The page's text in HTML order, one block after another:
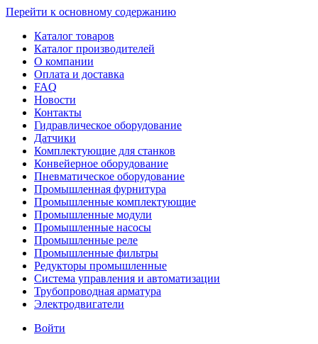
Перейти к основному содержанию
Каталог товаров
Каталог производителей
О компании
Оплата и доставка
FAQ
Новости
Контакты
Гидравлическое оборудование
Датчики
Комплектующие для станков
Конвейерное оборудование
Пневматическое оборудование
Промышленная фурнитура
Промышленные комплектующие
Промышленные модули
Промышленные насосы
Промышленные реле
Промышленные фильтры
Редукторы промышленные
Система управления и автоматизации
Трубопроводная арматура
Электродвигатели
Войти